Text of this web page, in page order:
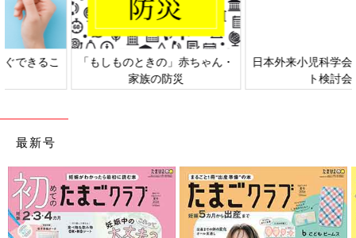
日本外来小児科学会リーフレッ
六星占術 細木かおりさんの人生
最新号